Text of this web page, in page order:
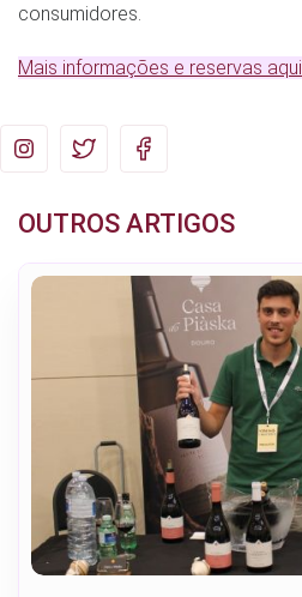
consumidores.
Mais informações e reservas aqui
OUTROS ARTIGOS